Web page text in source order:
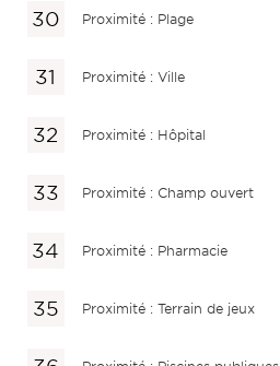
Proximité : Plage
Proximité : Ville
Proximité : Hôpital
Proximité : Champ ouvert
Proximité : Pharmacie
Proximité : Terrain de jeux